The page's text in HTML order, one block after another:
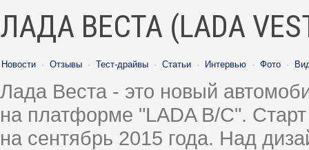
ЛАДА ВЕСТА (LADA
Новости · Отзывы · Тест-драйвы · Статьи · Интервью · Фото ·
Лада Веста - это новый
на платформе "LADA B/C".
на сентябрь 2015 года. Над